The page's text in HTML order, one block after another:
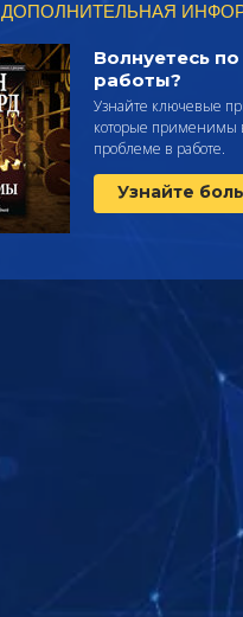
ДОПОЛНИТЕЛЬНАЯ
Волнуетесь
работы?
Узнайте ключевые
которые применимы
проблеме в работе.
Узнайте